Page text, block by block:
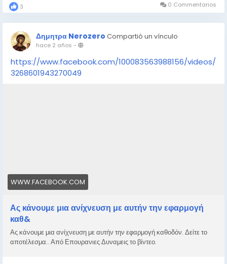
3 0 Commentarios
Δημητρα Nerozero Compartió un vínculo
hace 2 años -
https://www.facebook.com/100083563988156/videos/
3268601943270049
WWW.FACEBOOK.COM
Ας κάνουμε μια ανίχνευση με αυτήν την εφαρμογή
καθ&
Ας κάνουμε μια ανίχνευση με αυτήν την εφαρμογή καθοδόν. Δείτε το
αποτέλεσμα.. Από Επουρανιες Δυναμεις το βίντεο.